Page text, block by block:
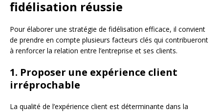
fidélisation réussie
Pour élaborer une stratégie de fidélisation efficace, il convient
de prendre en compte plusieurs facteurs clés qui contribueront
à renforcer la relation entre l’entreprise et ses clients.
1. Proposer une expérience client
irréprochable
La qualité de l’expérience client est déterminante dans la